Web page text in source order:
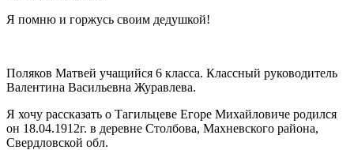
Я помню и горжусь своим дедушкой!
Поляков Матвей учащийся 6 класса. Классный руководитель
Валентина Васильевна Журавлева.
Я хочу рассказать о Тагильцеве Егоре Михайловиче родился
он 18.04.1912г. в деревне Столбова, Махневского района,
Свердловской обл.